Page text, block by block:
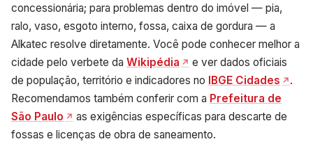
concessionária; para problemas dentro do imóvel — pia,
ralo, vaso, esgoto interno, fossa, caixa de gordura — a
Alkatec resolve diretamente. Você pode conhecer melhor a
cidade pelo verbete da Wikipédia
e ver dados oficiais
de população, território e indicadores no IBGE Cidades
.
Recomendamos também conferir com a Prefeitura de
São Paulo
as exigências específicas para descarte de
fossas e licenças de obra de saneamento.